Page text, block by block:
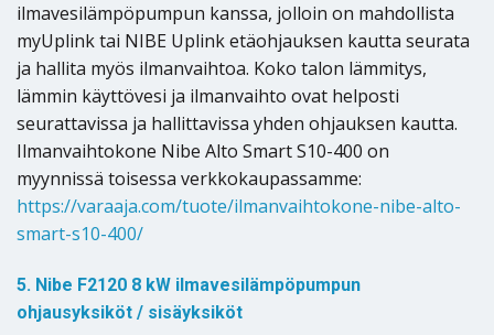
ilmavesilämpöpumpun kanssa, jolloin on mahdollista
myUplink tai NIBE Uplink etäohjauksen kautta seurata
ja hallita myös ilmanvaihtoa. Koko talon lämmitys,
lämmin käyttövesi ja ilmanvaihto ovat helposti
seurattavissa ja hallittavissa yhden ohjauksen kautta.
Ilmanvaihtokone Nibe Alto Smart S10-400 on
myynnissä toisessa verkkokaupassamme:
https://varaaja.com/tuote/ilmanvaihtokone-nibe-alto-
smart-s10-400/
5. Nibe F2120 8 kW ilmavesilämpöpumpun
ohjausyksiköt / sisäyksiköt